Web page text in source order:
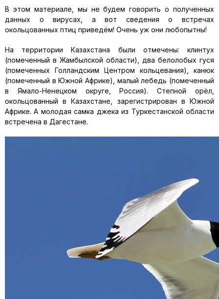
В этом материале, мы не будем говорить о полученных
данных о вирусах, а вот сведения о встречах
окольцованных птиц приведём! Очень уж они любопытны!
На территории Казахстана были отмечены: клинтух
(помеченный в Жамбылской области), два белолобых гуся
(помеченных Голландским Центром кольцевания), канюк
(помеченный в Южной Африке), малый лебедь (помеченный
в Ямало-Ненецком округе, Россия). Степной орёл,
окольцованный в Казахстане, зарегистрирован в Южной
Африке. А молодая самка джека из Туркестанской области
встречена в Дагестане.